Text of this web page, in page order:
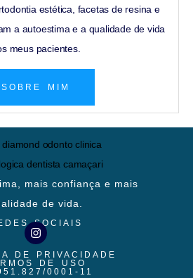
estética, facetas de resina e
a autoestima e a qualidade de vida
meus pacientes.
SOBRE MIM
mais confiança e mais
de vida.
SOCIAIS
DE PRIVACIDADE
DE USO
0001-11